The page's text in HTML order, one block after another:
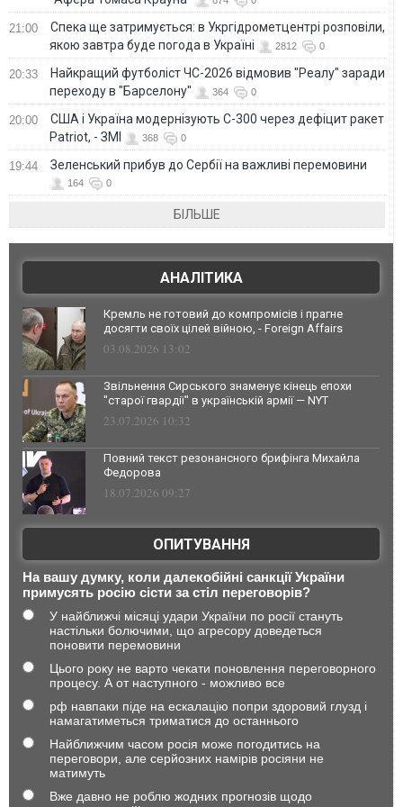
21:00
Спека ще затримується: в Укргідрометцентрі розповіли,
якою завтра буде погода в Україні
2812 0
20:33
Найкращий футболіст ЧС-2026 відмовив "Реалу" заради
переходу в "Барселону"
364 0
20:00
США і Україна модернізують С-300 через дефіцит ракет
Patriot, - ЗМІ
368 0
19:44 Зеленський прибув до Сербії на важливі перемовини
164 0
БІЛЬШЕ
АНАЛІТИКА
Кремль не готовий до компромісів і прагне
досягти своїх цілей війною, - Foreign Affairs
03.08.2026 13:02
Звільнення Сирського знаменує кінець епохи
"старої гвардії" в українській армії — NYT
23.07.2026 10:32
Повний текст резонансного брифінга Михайла
Федорова
18.07.2026 09:27
ОПИТУВАННЯ
На вашу думку, коли далекобійні санкції України
примусять росію сісти за стіл переговорів?
У найближчі місяці удари України по росії стануть
настільки болючими, що агресору доведеться
поновити перемовини
Цього року не варто чекати поновлення переговорного
процесу. А от наступного - можливо все
рф навпаки піде на ескалацію попри здоровий глузд і
намагатиметься триматися до останнього
Найближчим часом росія може погодитись на
переговори, але серйозних намірів росіяни не
матимуть
Вже давно не роблю жодних прогнозів щодо